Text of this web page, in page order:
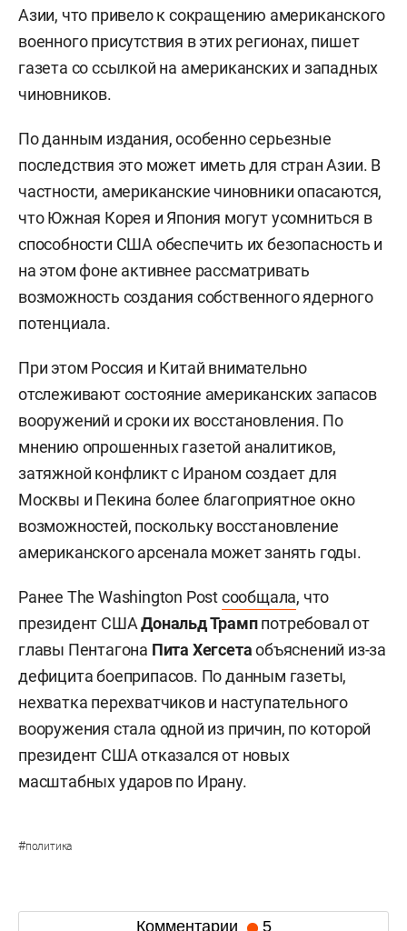
Азии, что привело к сокращению американского
военного присутствия в этих регионах, пишет
газета со ссылкой на американских и западных
чиновников.
По данным издания, особенно серьезные
последствия это может иметь для стран Азии. В
частности, американские чиновники опасаются,
что Южная Корея и Япония могут усомниться в
способности США обеспечить их безопасность и
на этом фоне активнее рассматривать
возможность создания собственного ядерного
потенциала.
При этом Россия и Китай внимательно
отслеживают состояние американских запасов
вооружений и сроки их восстановления. По
мнению опрошенных газетой аналитиков,
затяжной конфликт с Ираном создает для
Москвы и Пекина более благоприятное окно
возможностей, поскольку восстановление
американского арсенала может занять годы.
Ранее The Washington Postсообщала, что
президент СШАДональд Трамппотребовал от
главы Пентагона Пита Хегсетаобъяснений из-за
дефицита боеприпасов. По данным газеты,
нехватка перехватчиков и наступательного
вооружения стала одной из причин, по которой
президент США отказался от новых
масштабных ударов по Ирану.
#политика
Комментарии 5